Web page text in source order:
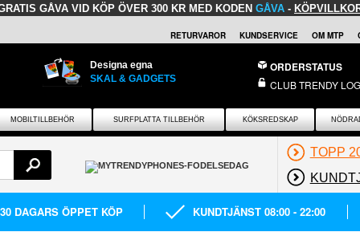
GÅVA VID KÖP ÖVER 300 KR MED KODEN GÅVA -
RETURVAROR KUNDSERVICE OM MTP
Designa egna
SKAL & GADGETS
ORDERSTATUS
CLUB TRENDY
MOBILTILLBEHÖR SURFPLATTA TILLBEHÖR KÖKSREDSKAP
TOPP
30 DAGARS ÖPPET KÖP KUNDTJÄNST 08:00 - 22:00